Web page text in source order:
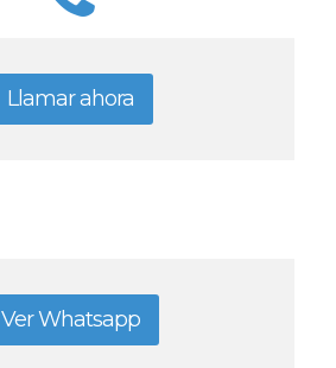
Llamar ahora
Ver Whatsapp